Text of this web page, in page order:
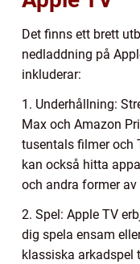
Det finns ett brett
nedladdning på
inkluderar:
1. Underhållning:
Max och Amazon
tusentals filmer och
kan också hitta
och andra former
2. Spel: Apple TV
dig spela ensam
klassiska arkadspel